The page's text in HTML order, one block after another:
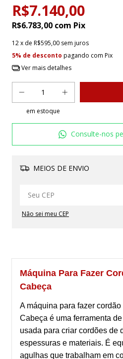
R$7.140,00
R$6.783,00 com Pix
12x de R$595,00 sem juros
5% de desconto pagando com Pix
Ver mais detalhes
em estoque
Consulte-nos
MEIOS DE ENVIO
Não sei meu CEP
Máquina Para Fazer
Cabeça
A máquina para fazer
Cabeça é uma ferramenta
usada para criar cordões de
espessuras e materiais. É
agulhas que trabalham em